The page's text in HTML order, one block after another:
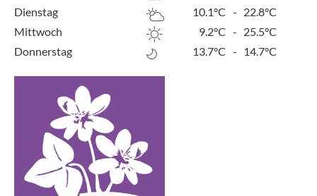
Dienstag
10.1°C - 22.8°C
Mittwoch
9.2°C - 25.5°C
Donnerstag
13.7°C - 14.7°C